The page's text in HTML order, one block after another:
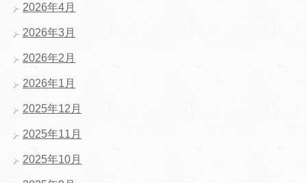
2026年4月
2026年3月
2026年2月
2026年1月
2025年12月
2025年11月
2025年10月